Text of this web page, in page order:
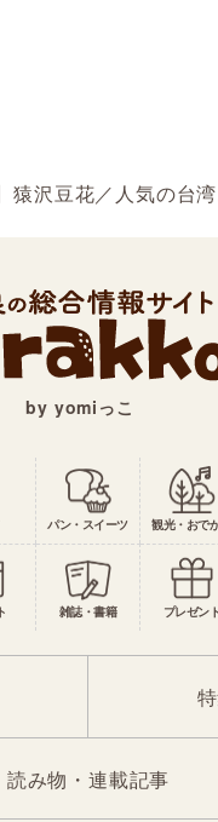
猿沢豆花／人気の台
by yomiっこ
パン・スイーツ 観光・おで
雑誌・書籍 プレゼント
読み物・連載記事